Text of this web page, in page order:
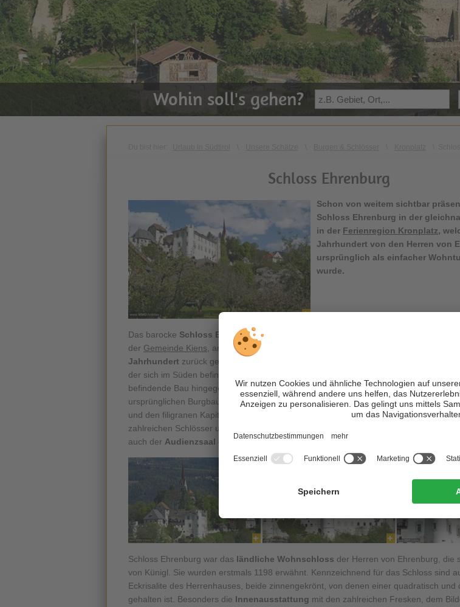
Wohin soll's gehen?
Schloss Ehrenburg
Schon von weitem sichtbar
Schloss Ehrenburg in der
in der Ferienregion Kronplatz,
Jahrhundert von den Herren von
ursprünglich als einfacher
wurde.
Das barocke Schloss Ehrenburg , mit seinen
der Gemeinde Kiens , am linken Ufer der Rienz und wurde seit seiner Erbauung,
Jahrhundert zurück geht, mehrmals erweitert. Nur wenige Änderungen hat der alte
der sich im Süden befindet erfahren. Er ist noch im
befindende Bau hingegen wurde mehrmals umgebaut und erweitert, vor allem um
ursprünglichen Burgbau ein
prachtvoller Arkadenhofhinzugefügt - eigentlich, mit
und den filigranen Kapitellen, ein Highlight des Schlosses - und Schloss Ehrenburg
zahlreichen Schlösser und Burgen im Pustertal, zur
auch der Audienzsaal des Fürstbischofsder in den Jahren 1730 bis 1737 errichtet
Schloss Ehrenburg war das ländliche Wohnschloss der Herren von Ehrenburg, die
von Künigl. Sie wurden erstmals 1198 erwähnt. Kennzeichnend für das Schloss sind
Eckrisalite des Herrenhauses, beide zinnengekrönt, von denen einer quadratisch und
gehalten ist. Besonders die Innenausstattung mit den zahlreichen Fresken, dem